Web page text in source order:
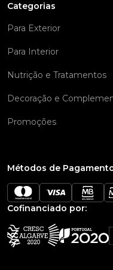
Categorias
Para Exterior
Para Interior
Nutrição e Tratamentos
Decoração e
Promoções
Métodos de
Cofinanciado por: